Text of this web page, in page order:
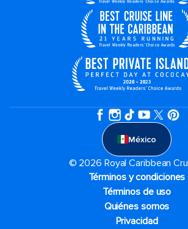
México
© 2026 Royal Caribbean
Términos y condiciones
Términos de uso
Quiénes somos
Privacidad